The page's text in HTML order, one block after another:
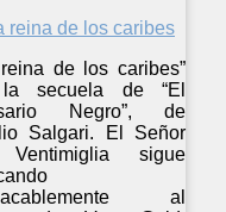
de los caribes”
secuela de “El
Negro”, de
Salgari. El Señor
sigue
al